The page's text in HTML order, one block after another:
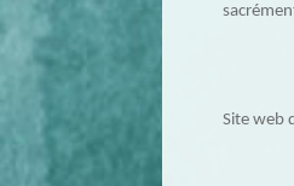
Site web